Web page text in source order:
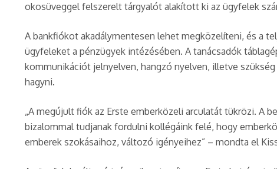
okosüveggel felszerelt tárgyalót alakított ki az ügyfelek
A bankfiókot akadálymentesen lehet megközelíteni, és a
ügyfeleket a pénzügyek intézésében. A tanácsadók
kommunikációt jelnyelven, hangzó nyelven, illetve
hagyni.
„A megújult fiók az Erste emberközeli arculatát tükrözi. A
bizalommal tudjanak fordulni kollégáink felé, hogy
emberek szokásaihoz, változó igényeihez” – mondta el